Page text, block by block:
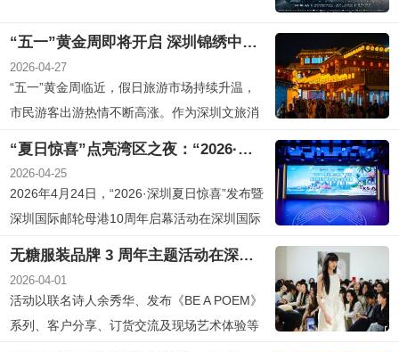
“五一”黄金周即将开启 深圳锦绣中华国潮节掀起假日出游热潮
2026-04-27
“五一”黄金周临近，假日旅游市场持续升温，
市民游客出游热情不断高涨。作为深圳文旅消
新、夜游升级、演艺上新、优惠加码为亮点，
联动“锦绣星光夜”夜游品牌，打造日夜联动、
“夏日惊喜”点亮湾区之夜：“2026·深圳夏日惊喜”发布暨深圳国际邮轮母港10周年启幕活动圆满举行
2026-04-25
2026年4月24日，“2026·深圳夏日惊喜”发布暨
深圳国际邮轮母港10周年启幕活动在深圳国际
邮轮母港成功举行。本次活动由深圳市文化广
业区控股股份有限公司联合主办，前海管理
局、南山区、无人机集群低空表演文化和旅游
无糖服装品牌 3 周年主题活动在深圳华侨城举行
2026-04-01
活动以联名诗人余秀华、发布《BE A POEM》
系列、客户分享、订货交流及现场艺术体验等